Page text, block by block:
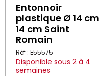
Entonnoir
plastique Ø 14 cm
14 cm Saint
Romain
Réf : E55575
Disponible sous 2 à 4
semaines